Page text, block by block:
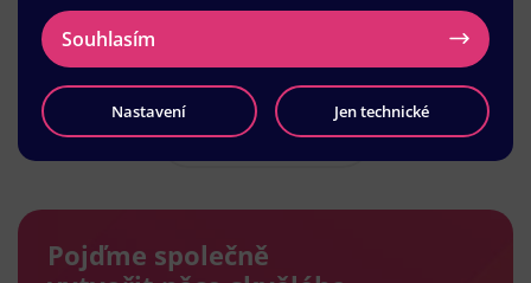
Načíst další
Pojďme společně
Souhlasím
Nastavení Jen technické